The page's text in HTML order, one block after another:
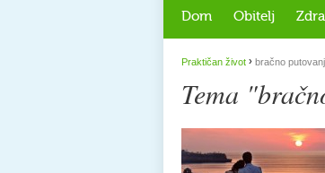
Dom Obitelj
Praktičan život › bračno
Tema